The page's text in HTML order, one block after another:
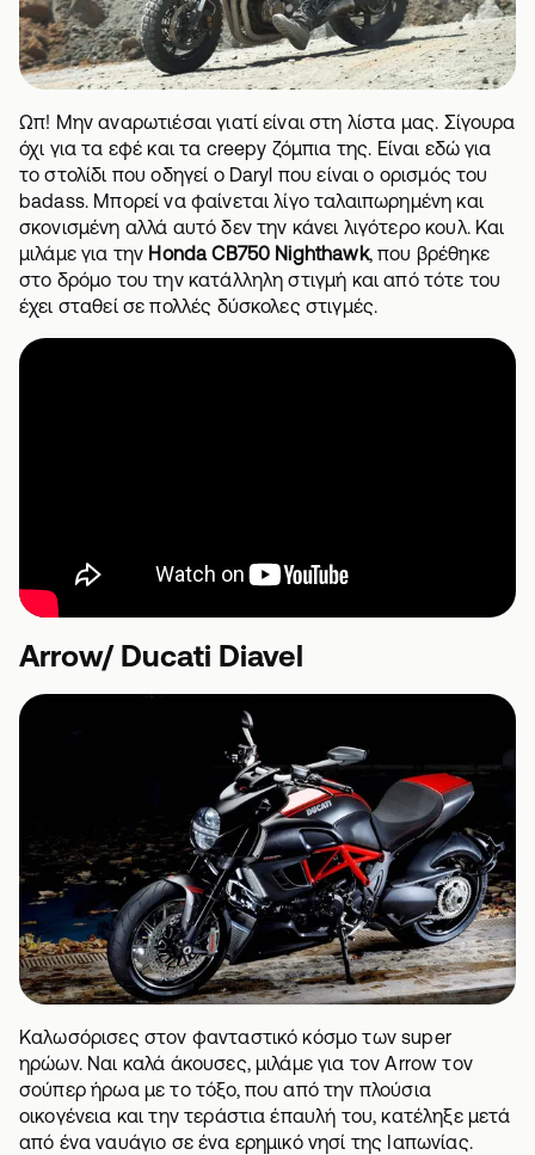
Ωπ! Μην αναρωτιέσαι γιατί είναι στη λίστα μας. Σίγουρα
όχι για τα εφέ και τα creepy ζόμπια της. Είναι εδώ για
το στολίδι που οδηγεί ο Daryl που είναι ο ορισμός του
badass. Μπορεί να φαίνεται λίγο ταλαιπωρημένη και
σκονισμένη αλλά αυτό δεν την κάνει λιγότερο κουλ. Και
μιλάμε για την Honda CB750 Nighthawk, που βρέθηκε
στο δρόμο του την κατάλληλη στιγμή και από τότε του
έχει σταθεί σε πολλές δύσκολες στιγμές.
Arrow/ Ducati Diavel
Καλωσόρισες στον φανταστικό κόσμο των super
ηρώων. Ναι καλά άκουσες, μιλάμε για τον Arrow τον
σούπερ ήρωα με το τόξο, που από την πλούσια
οικογένεια και την τεράστια έπαυλή του, κατέληξε μετά
από ένα ναυάγιο σε ένα ερημικό νησί της Ιαπωνίας.